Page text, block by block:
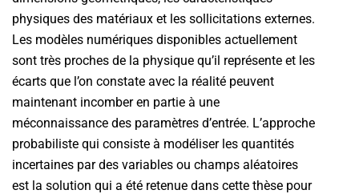
physiques des matériaux et les sollicitations externes.
Les modèles numériques disponibles actuellement
sont très proches de la physique qu’il représente et les
écarts que l’on constate avec la réalité peuvent
maintenant incomber en partie à une
méconnaissance des paramètres d’entrée. L’approche
probabiliste qui consiste à modéliser les quantités
incertaines par des variables ou champs aléatoires
est la solution qui a été retenue dans cette thèse pour